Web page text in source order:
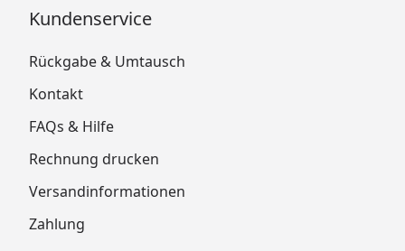
Kundenservice
Rückgabe & Umtausch
Kontakt
FAQs & Hilfe
Rechnung drucken
Versandinformationen
Zahlung